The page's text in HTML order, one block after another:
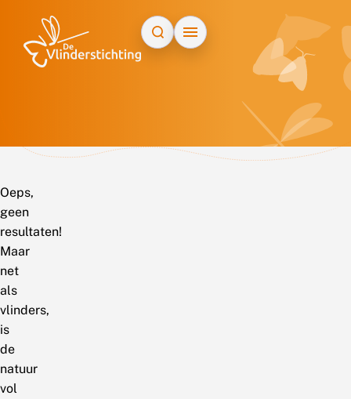
Oeps,
geen
resultaten!
Maar
net
als
vlinders,
is
de
natuur
vol